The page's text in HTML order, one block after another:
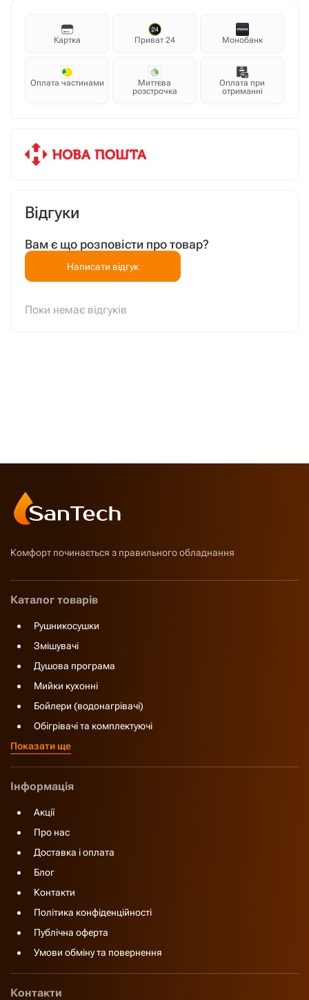
Картка Приват 24 Монобанк
Оплата частинами
Миттєва
розстрочка
Оплата при
отриманні
Відгуки
Вам є що розповісти про товар?
Написати відгук
Поки немає відгуків
Комфорт починається з правильного обладнання
Каталог товарів
Рушникосушки
Змішувачі
Душова програма
Мийки кухонні
Бойлери (водонагрівачі)
Обігрівачі та комплектуючі
Показати ще
Інформація
Акції
Про нас
Доставка і оплата
Блог
Контакти
Політика конфіденційності
Публічна оферта
Умови обміну та повернення
Контакти